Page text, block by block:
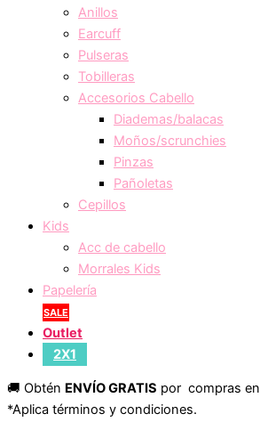
Anillos
Earcuff
Pulseras
Tobilleras
Accesorios Cabello
Diademas/balacas
Moños/scrunchies
Pinzas
Pañoletas
Cepillos
Kids
Acc de cabello
Morrales Kids
Papelería
SALE
Outlet
2X1
🚚 Obtén ENVÍO GRATIS por compras en
*Aplica términos y condiciones.